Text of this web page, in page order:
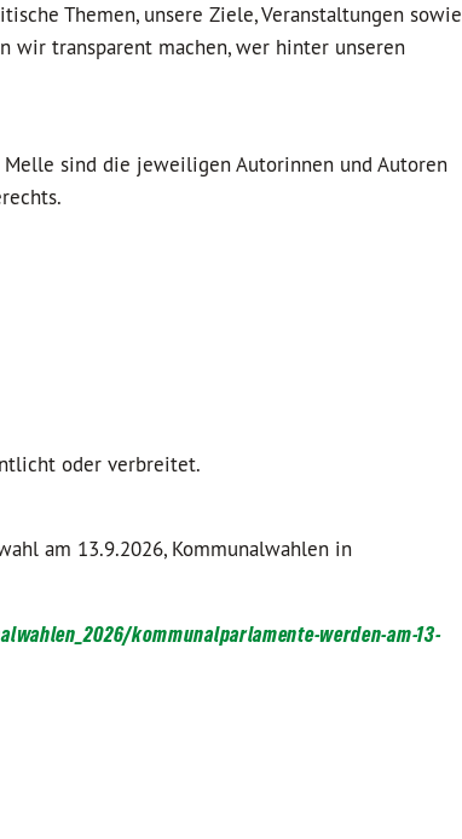
Themen, unsere Ziele, Veranstaltungen sowie
wir transparent machen, wer hinter unseren
sind die jeweiligen Autorinnen und Autoren
oder verbreitet.
am 13.9.2026, Kommunalwahlen in
kommunalparlamente-werden-am-13-